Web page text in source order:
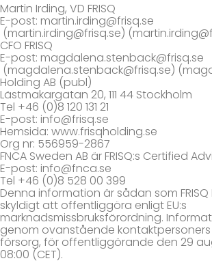
Martin Irding, VD FRISQ
E-post: martin.irding@frisq.se
(martin.irding@frisq.se)
CFO FRISQ
E-post: magdalena.stenback@frisq.se
(magdalena.stenback@frisq.se)
Holding AB (publ)
Lästmakargatan 20, 111 44 Stockholm
Tel +46 (0)8 120 131 21
E-post: info@frisq.se
Hemsida: www.frisqholding.se
Org nr: 556959-2867
FNCA Sweden AB är FRISQ:s Certified
E-post: info@fnca.se
Tel +46 (0)8 528 00 399
Denna information är sådan som FRISQ
skyldigt att offentliggöra enligt EU:s
marknadsmissbruksförordning.
genom ovanstående kontaktpersoners
försorg, för offentliggörande den 29
08:00 (CET).